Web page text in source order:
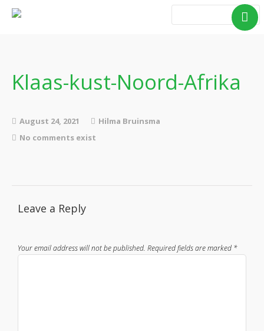
Boeken
Gedichten
Klaas-kust-Noord-Afrika
August 24, 2021
Hilma Bruinsma
No comments exist
Leave a Reply
Your email address will not be published. Required fields are marked *